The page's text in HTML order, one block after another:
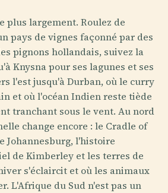
plus largement. Roulez de
pays de vignes façonné par des
pignons hollandais, suivez la
Knysna pour ses lagunes et ses
l'est jusqu'à Durban, où le curry
et où l'océan Indien reste tiède
tranchant sous le vent. Au nord
change encore : le Cradle of
Johannesburg, l'histoire
de Kimberley et les terres de
s'éclaircit et où les animaux
L'Afrique du Sud n'est pas un